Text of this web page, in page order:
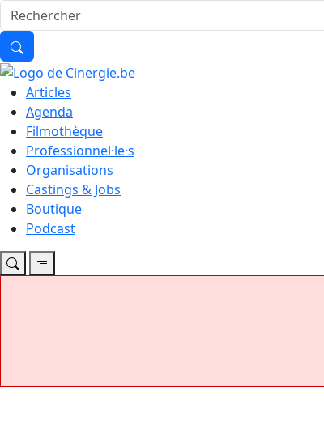
Articles
Agenda
Filmothèque
Professionnel·le·s
Organisations
Castings & Jobs
Boutique
Podcast